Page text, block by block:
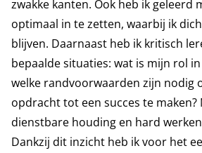
zwakke kanten. Ook heb ik geleerd
optimaal in te zetten, waarbij ik
blijven. Daarnaast heb ik kritisch
bepaalde situaties: wat is mijn rol
welke randvoorwaarden zijn nodig
opdracht tot een succes te maken?
dienstbare houding en hard
Dankzij dit inzicht heb ik voor het